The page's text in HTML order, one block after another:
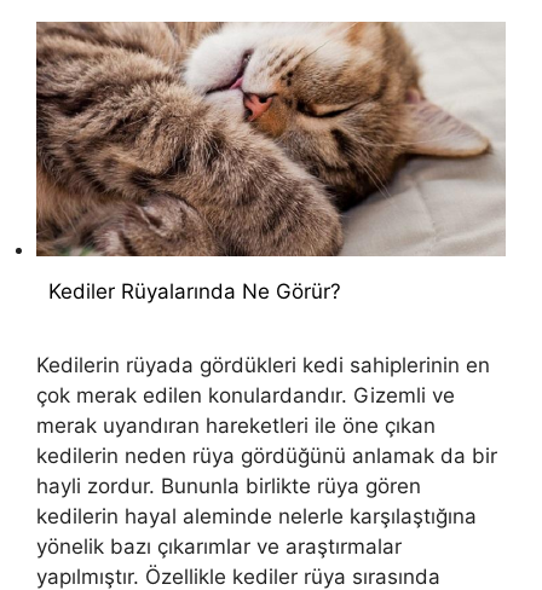
Kediler Rüyalarında Ne Görür?
Kedilerin rüyada gördükleri kedi sahiplerinin en
çok merak edilen konulardandır. Gizemli ve
merak uyandıran hareketleri ile öne çıkan
kedilerin neden rüya gördüğünü anlamak da bir
hayli zordur. Bununla birlikte rüya gören
kedilerin hayal aleminde nelerle karşılaştığına
yönelik bazı çıkarımlar ve araştırmalar
yapılmıştır. Özellikle kediler rüya sırasında